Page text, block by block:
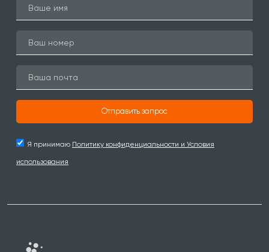
Отправить запрос
Я принимаю Политику конфиденциальности и Условия
использования